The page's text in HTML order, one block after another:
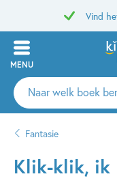
Vind
MENU
Zoeken
naar
auteurs
uitgevers
Fantasie
Klik-klik, ik